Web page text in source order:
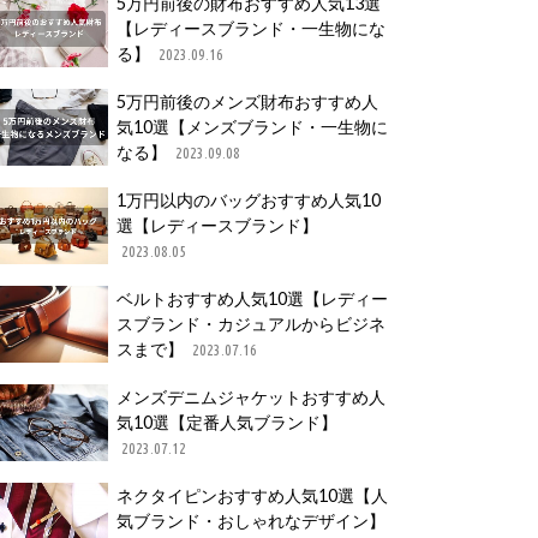
【レディースブランド・一生物にな
る】
2023.09.16
5万円前後のメンズ財布おすすめ人
気10選【メンズブランド・一生物に
なる】
2023.09.08
1万円以内のバッグおすすめ人気10
選【レディースブランド】
2023.08.05
ベルトおすすめ人気10選【レディー
スブランド・カジュアルからビジネ
スまで】
2023.07.16
メンズデニムジャケットおすすめ人
気10選【定番人気ブランド】
2023.07.12
ネクタイピンおすすめ人気10選【人
気ブランド・おしゃれなデザイン】